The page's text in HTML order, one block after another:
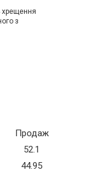
хрещення
з
Продаж
52.1
44.95